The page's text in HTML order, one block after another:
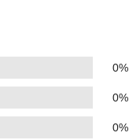
0%
0%
0%